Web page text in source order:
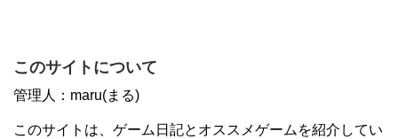
このサイトについて
管理人：maru(まる)
このサイトは、ゲーム日記とオススメゲームを紹介してい